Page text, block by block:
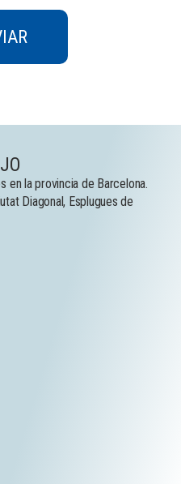
en la provincia de Barcelona.
Diagonal, Esplugues de